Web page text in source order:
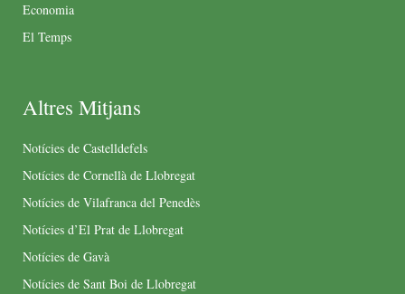
Economia
El Temps
Altres Mitjans
Notícies de Castelldefels
Notícies de Cornellà de Llobregat
Notícies de Vilafranca del Penedès
Notícies d’El Prat de Llobregat
Notícies de Gavà
Notícies de Sant Boi de Llobregat